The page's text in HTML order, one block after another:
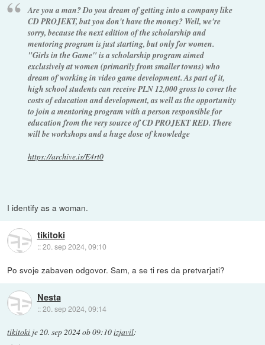
Are you a man? Do you dream of getting into a company like
CD PROJEKT, but you don't have the money? Well, we're
sorry, because the next edition of the scholarship and
mentoring program is just starting, but only for women.
"Girls in the Game" is a scholarship program aimed
exclusively at women (primarily from smaller towns) who
dream of working in video game development. As part of it,
high school students can receive PLN 12,000 gross to cover the
costs of education and development, as well as the opportunity
to join a mentoring program with a person responsible for
education from the very source of CD PROJEKT RED. There
will be workshops and a huge dose of knowledge
https://archive.is/E4rt0
I identify as a woman.
tikitoki
::20. sep 2024, 09:10
Po svoje zabaven odgovor. Sam, a se ti res da pretvarjati?
Nesta
::20. sep 2024, 09:14
tikitoki je20. sep 2024 ob 09:10izjavil: